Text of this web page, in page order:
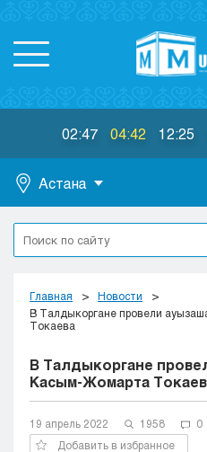
02:47 04:42 12:25
Астана
Астана
Алматы
Актобе
Атырау
Жезказган
Кокшетау
Костанай
Кызылорда
Павлодар
Главная
Новости
В Талдыкоргане провели
Токаева
В Талдыкоргане
Касым-Жомарта
19 апрель 2022 1958
0
Добавить в избранное